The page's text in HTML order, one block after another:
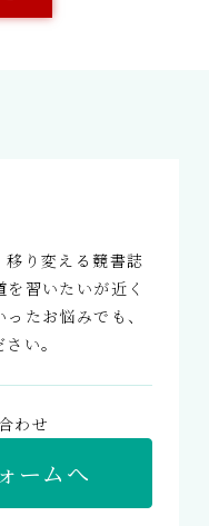
移り変える競書誌
習いたいが近く
たお悩みでも、
い。
わせ
ームへ